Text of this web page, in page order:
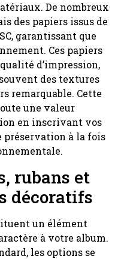
De nombreux
des papiers issus de
garantissant que
Ces papiers
d’impression,
des textures
remarquable. Cette
une valeur
en inscrivant vos
préservation à la fois
rubans et
décoratifs
un élément
à votre album.
les options se